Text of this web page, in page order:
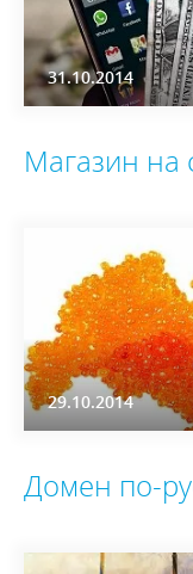
31.10.2014
Магазин на
29.10.2014
Домен по-